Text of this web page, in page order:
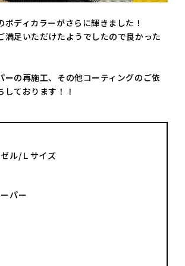
ボディカラーがさらに輝きました！
満足いただけたようでしたので良かった
ーの再施工、その他コーティングのご依
ております！！
ル/Ｌサイズ
パー